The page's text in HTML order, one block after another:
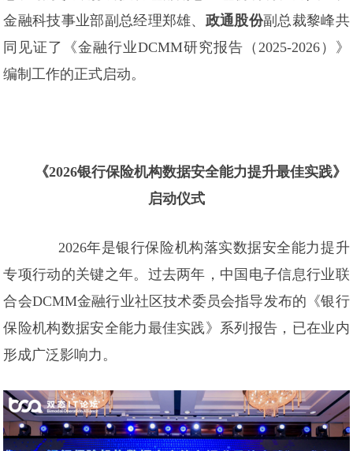
金融科技事业部副总经理郑雄、 政通股份副总裁黎峰共
同见证了《金融行业DCMM研究报告（2025-2026）》
编制工作的正式启动。
《2026银行保险机构数据安全能力提升最佳实践》
启动仪式
2026年是银行保险机构落实数据安全能力提升
专项行动的关键之年。过去两年，中国电子信息行业联
合会DCMM金融行业社区技术委员会指导发布的《银行
保险机构数据安全能力最佳实践》系列报告，已在业内
形成广泛影响力。